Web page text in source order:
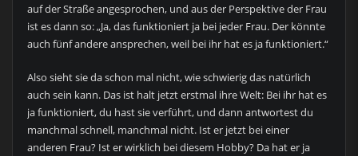
auf der Straße angesprochen, und aus der Perspektive der Frau
ist es dann so: „Ja, das funktioniert ja bei jeder Frau. Der könnte
auch fünf andere ansprechen, weil bei ihr hat es ja funktioniert.“
Also sieht sie da schon mal nicht, wie schwierig das natürlich
auch sein kann. Das ist halt jetzt erstmal ihre Welt: Bei ihr hat es
ja funktioniert, du hast sie verführt, und dann antwortest du
manchmal schnell, manchmal nicht. Ist er jetzt bei einer
anderen Frau? Ist er wirklich bei diesem Hobby? Da hat er ja